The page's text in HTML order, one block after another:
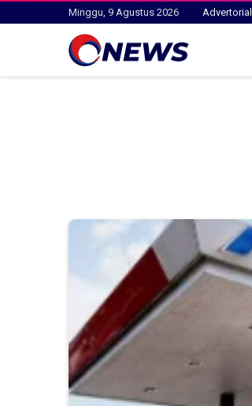
Minggu, 9 Agustus 2026 Advertorial